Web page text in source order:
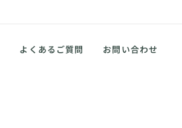
よくあるご質問 お問い合わせ